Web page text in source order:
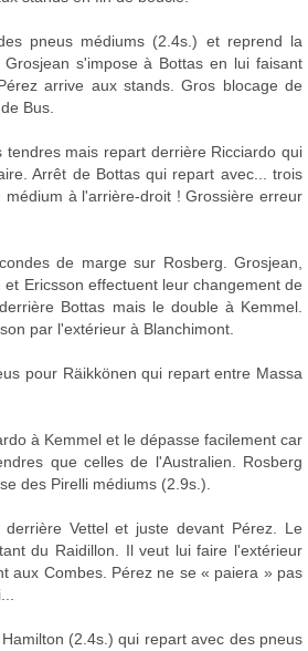
pneus médiums (2.4s.) et reprend la
s'impose à Bottas en lui faisant
arrive aux stands. Gros blocage de
Bus.
mais repart derrière Ricciardo qui
Arrêt de Bottas qui repart avec... trois
à l'arrière-droit ! Grossière erreur
de marge sur Rosberg. Grosjean,
et Ericsson effectuent leur changement de
Bottas mais le double à Kemmel.
par l'extérieur à Blanchimont.
pour Räikkönen qui repart entre Massa
à Kemmel et le dépasse facilement car
que celles de l'Australien. Rosberg
des Pirelli médiums (2.9s.).
Vettel et juste devant Pérez. Le
du Raidillon. Il veut lui faire l'extérieur
aux Combes. Pérez ne se « paiera » pas
(2.4s.) qui repart avec des pneus